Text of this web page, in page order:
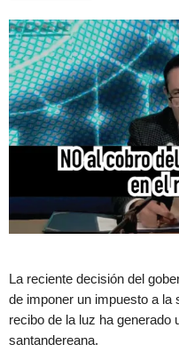
La reciente decisión del
de imponer un impuesto a la
recibo de la luz ha generado
santandereana.